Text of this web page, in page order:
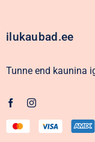
ilukaubad.ee
Tunne end kaunina